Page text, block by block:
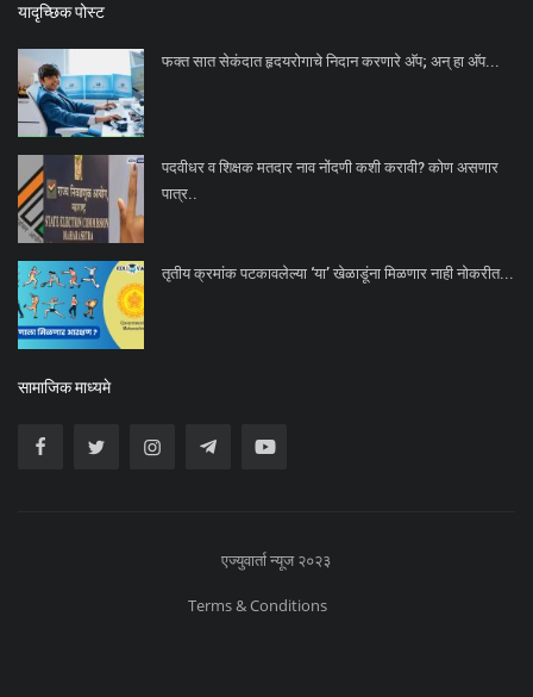
यादृच्छिक पोस्ट
फक्त सात सेकंदात हृदयरोगाचे निदान करणारे अ‍ॅप; अन् हा अ‍ॅप...
पदवीधर व शिक्षक मतदार नाव नोंदणी कशी करावी? कोण असणार
पात्र..
तृतीय क्रमांक पटकावलेल्या ‘या’ खेळाडूंना मिळणार नाही नोकरीत...
सामाजिक माध्यमे
एज्युवार्ता न्यूज २०२३
Terms & Conditions